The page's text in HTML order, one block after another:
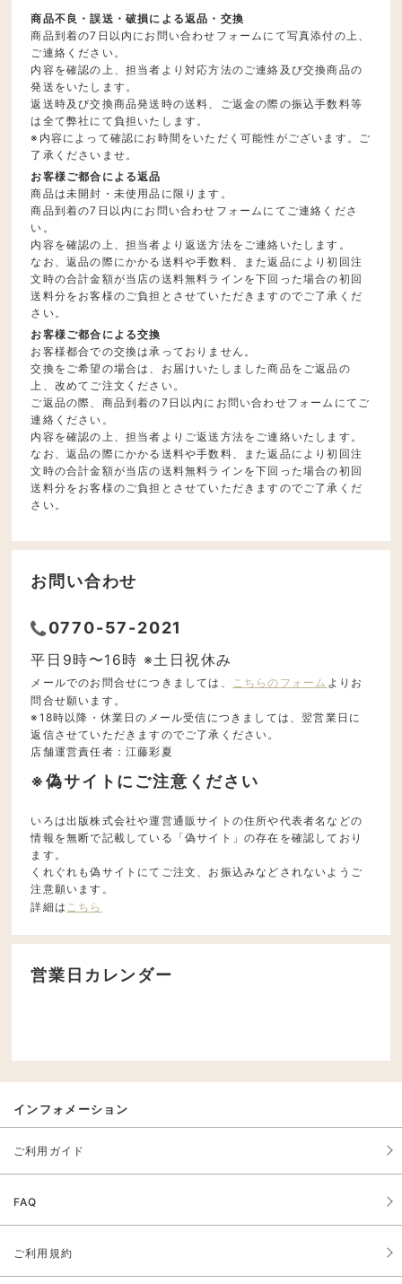
商品不良・誤送・破損による返品・交換
商品到着の7日以内にお問い合わせフォームにて写真添付の上、
ご連絡ください。
内容を確認の上、担当者より対応方法のご連絡及び交換商品の
発送をいたします。
返送時及び交換商品発送時の送料、ご返金の際の振込手数料等
は全て弊社にて負担いたします。
※内容によって確認にお時間をいただく可能性がございます。ご
了承くださいませ。
お客様ご都合による返品
商品は未開封・未使用品に限ります。
商品到着の7日以内にお問い合わせフォームにてご連絡くださ
い。
内容を確認の上、担当者より返送方法をご連絡いたします。
なお、返品の際にかかる送料や手数料、また返品により初回注
文時の合計金額が当店の送料無料ラインを下回った場合の初回
送料分をお客様のご負担とさせていただきますのでご了承くだ
さい。
お客様ご都合による交換
お客様都合での交換は承っておりません。
交換をご希望の場合は、お届けいたしました商品をご返品の
上、改めてご注文ください。
ご返品の際、商品到着の7日以内にお問い合わせフォームにてご
連絡ください。
内容を確認の上、担当者よりご返送方法をご連絡いたします。
なお、返品の際にかかる送料や手数料、また返品により初回注
文時の合計金額が当店の送料無料ラインを下回った場合の初回
送料分をお客様のご負担とさせていただきますのでご了承くだ
さい。
お問い合わせ
0770-57-2021
平日9時〜16時 ※土日祝休み
メールでのお問合せにつきましては、 こちらのフォーム よりお
問合せ願います。
※18時以降・休業日のメール受信につきましては、翌営業日に
返信させていただきますのでご了承ください。
店舗運営責任者：江藤彩夏
※偽サイトにご注意ください
いろは出版株式会社や運営通販サイトの住所や代表者名などの
情報を無断で記載している「偽サイト」の存在を確認しており
ます。
くれぐれも偽サイトにてご注文、お振込みなどされないようご
注意願います。
詳細は こちら
営業日カレンダー
インフォメーション
ご利用ガイド
FAQ
ご利用規約